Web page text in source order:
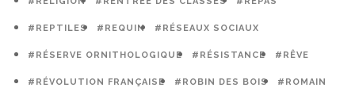
#REPTILES #REQUIN #RÉSEAUX SOCIAUX
#RÉSERVE ORNITHOLOGIQUE #RÉSISTANCE #RÊVE
#RÉVOLUTION FRANÇAISE #ROBIN DES BOIS #ROMAIN